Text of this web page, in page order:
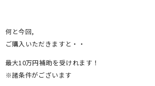
何と今回,
ご購入いただきますと・・
最大10万円補助を受けれます！
※諸条件がございます